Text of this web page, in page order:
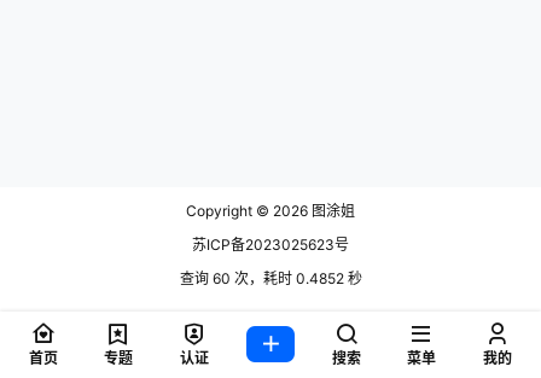
Copyright © 2026 图涂姐
苏ICP备2023025623号
查询 60 次，耗时 0.4852 秒
首页 专题 认证 搜索 菜单 我的